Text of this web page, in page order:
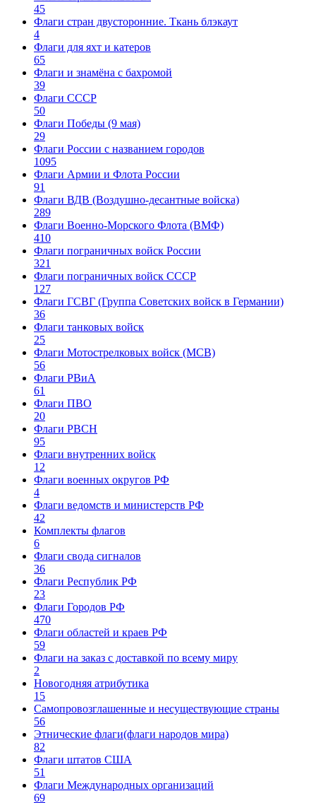
45
Флаги стран двусторонние. Ткань блэкаут
4
Флаги для яхт и катеров
65
Флаги и знамёна с бахромой
39
Флаги СССР
50
Флаги Победы (9 мая)
29
Флаги России с названием городов
1095
Флаги Армии и Флота России
91
Флаги ВДВ (Воздушно-десантные войска)
289
Флаги Военно-Морского Флота (ВМФ)
410
Флаги пограничных войск России
321
Флаги пограничных войск СССР
127
Флаги ГСВГ (Группа Советских войск в Германии)
36
Флаги танковых войск
25
Флаги Мотострелковых войск (МСВ)
56
Флаги РВиА
61
Флаги ПВО
20
Флаги РВСН
95
Флаги внутренних войск
12
Флаги военных округов РФ
4
Флаги ведомств и министерств РФ
42
Комплекты флагов
6
Флаги свода сигналов
36
Флаги Республик РФ
23
Флаги Городов РФ
470
Флаги областей и краев РФ
59
Флаги на заказ с доставкой по всему миру
2
Новогодняя атрибутика
15
Самопровозглашенные и несуществующие страны
56
Этнические флаги(флаги народов мира)
82
Флаги штатов США
51
Флаги Международных организаций
69